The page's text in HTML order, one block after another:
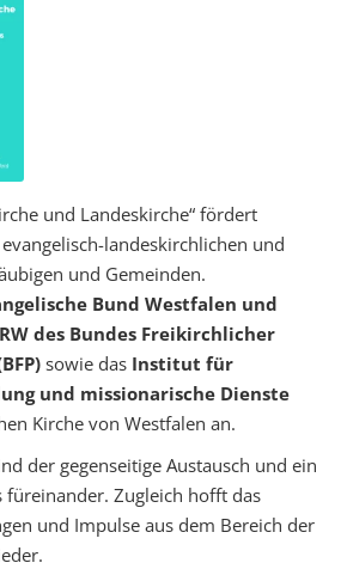
und Landeskirche“ fördert
landeskirchlichen und
und Gemeinden.
Bund Westfalen und
des Bundes Freikirchlicher
sowie das Institut für
und missionarische Dienste
Kirche von Westfalen an.
der gegenseitige Austausch und ein
füreinander. Zugleich hofft das
und Impulse aus dem Bereich der